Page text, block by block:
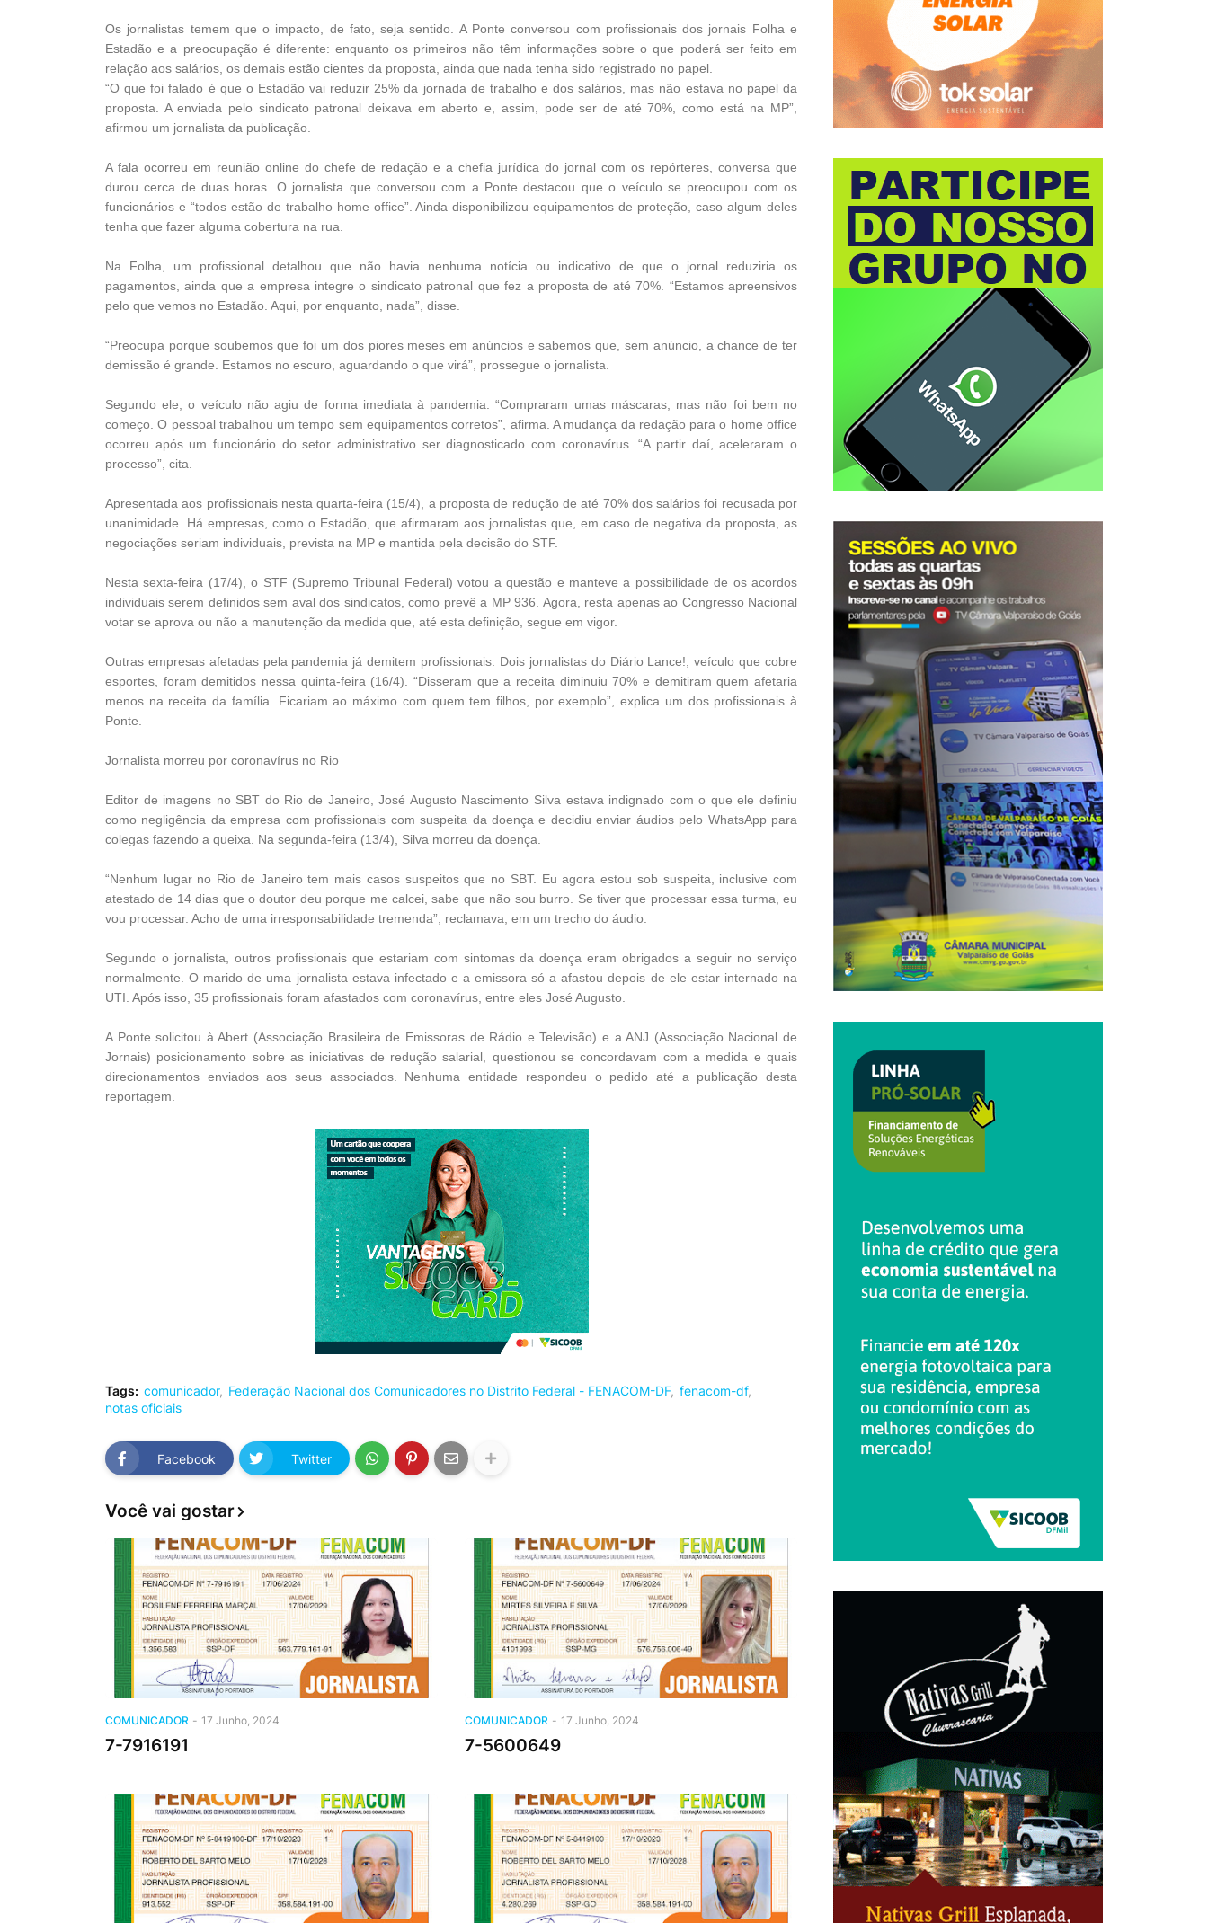
Os jornalistas temem que o impacto, de fato, seja sentido. A Ponte conversou com profissionais dos jornais Folha e
Estadão e a preocupação é diferente: enquanto os primeiros não têm informações sobre o que poderá ser feito em
relação aos salários, os demais estão cientes da proposta, ainda que nada tenha sido registrado no papel.
“O que foi falado é que o Estadão vai reduzir 25% da jornada de trabalho e dos salários, mas não estava no papel da
proposta. A enviada pelo sindicato patronal deixava em aberto e, assim, pode ser de até 70%, como está na MP”,
afirmou um jornalista da publicação.
A fala ocorreu em reunião online do chefe de redação e a chefia jurídica do jornal com os repórteres, conversa que
durou cerca de duas horas. O jornalista que conversou com a Ponte destacou que o veículo se preocupou com os
funcionários e “todos estão de trabalho home office”. Ainda disponibilizou equipamentos de proteção, caso algum deles
tenha que fazer alguma cobertura na rua.
Na Folha, um profissional detalhou que não havia nenhuma notícia ou indicativo de que o jornal reduziria os
pagamentos, ainda que a empresa integre o sindicato patronal que fez a proposta de até 70%. “Estamos apreensivos
pelo que vemos no Estadão. Aqui, por enquanto, nada”, disse.
“Preocupa porque soubemos que foi um dos piores meses em anúncios e sabemos que, sem anúncio, a chance de ter
demissão é grande. Estamos no escuro, aguardando o que virá”, prossegue o jornalista.
Segundo ele, o veículo não agiu de forma imediata à pandemia. “Compraram umas máscaras, mas não foi bem no
começo. O pessoal trabalhou um tempo sem equipamentos corretos”, afirma. A mudança da redação para o home office
ocorreu após um funcionário do setor administrativo ser diagnosticado com coronavírus. “A partir daí, aceleraram o
processo”, cita.
Apresentada aos profissionais nesta quarta-feira (15/4), a proposta de redução de até 70% dos salários foi recusada por
unanimidade. Há empresas, como o Estadão, que afirmaram aos jornalistas que, em caso de negativa da proposta, as
negociações seriam individuais, prevista na MP e mantida pela decisão do STF.
Nesta sexta-feira (17/4), o STF (Supremo Tribunal Federal) votou a questão e manteve a possibilidade de os acordos
individuais serem definidos sem aval dos sindicatos, como prevê a MP 936. Agora, resta apenas ao Congresso Nacional
votar se aprova ou não a manutenção da medida que, até esta definição, segue em vigor.
Outras empresas afetadas pela pandemia já demitem profissionais. Dois jornalistas do Diário Lance!, veículo que cobre
esportes, foram demitidos nessa quinta-feira (16/4). “Disseram que a receita diminuiu 70% e demitiram quem afetaria
menos na receita da família. Ficariam ao máximo com quem tem filhos, por exemplo”, explica um dos profissionais à
Ponte.
Jornalista morreu por coronavírus no Rio
Editor de imagens no SBT do Rio de Janeiro, José Augusto Nascimento Silva estava indignado com o que ele definiu
como negligência da empresa com profissionais com suspeita da doença e decidiu enviar áudios pelo WhatsApp para
colegas fazendo a queixa. Na segunda-feira (13/4), Silva morreu da doença.
“Nenhum lugar no Rio de Janeiro tem mais casos suspeitos que no SBT. Eu agora estou sob suspeita, inclusive com
atestado de 14 dias que o doutor deu porque me calcei, sabe que não sou burro. Se tiver que processar essa turma, eu
vou processar. Acho de uma irresponsabilidade tremenda”, reclamava, em um trecho do áudio.
Segundo o jornalista, outros profissionais que estariam com sintomas da doença eram obrigados a seguir no serviço
normalmente. O marido de uma jornalista estava infectado e a emissora só a afastou depois de ele estar internado na
UTI. Após isso, 35 profissionais foram afastados com coronavírus, entre eles José Augusto.
A Ponte solicitou à Abert (Associação Brasileira de Emissoras de Rádio e Televisão) e a ANJ (Associação Nacional de
Jornais) posicionamento sobre as iniciativas de redução salarial, questionou se concordavam com a medida e quais
direcionamentos enviados aos seus associados. Nenhuma entidade respondeu o pedido até a publicação desta
reportagem.
Tags: comunicador Federação Nacional dos Comunicadores no Distrito Federal - FENACOM-DF fenacom-df
notas oficiais
Facebook Twitter
Você vai gostar
COMUNICADOR - 17 Junho, 2024
7-7916191
COMUNICADOR - 17 Junho, 2024
7-5600649